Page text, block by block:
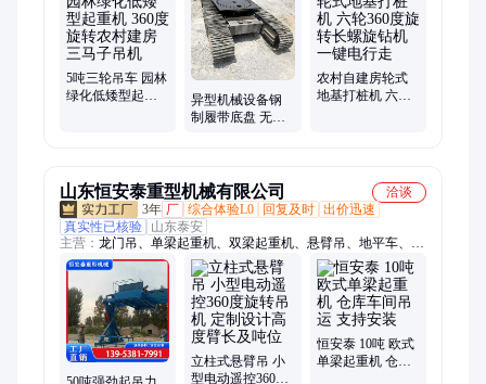
不像随车挖、四不像随车抓、四不像吊挖一体机、三轮随车吊、
履带随车挖、地基打桩机、电线杆打桩机、抗浮锚杆打桩机、蜘
蛛吊、随车挖运输车、钢制履带底盘
5吨三轮吊车 园林
绿化低矮型起重
异型机械设备钢
制履带底盘 无线
农村自建房轮式
地基打桩机 六轮
山东恒安泰重型机械有限公司
洽谈
3年 厂 综合体验L0 回复及时 出价迅速
真实性已核验
山东泰安
主营： 龙门吊、单梁起重机、双梁起重机、悬臂吊、地平车、升
降货梯、电磁吸盘、所有起重设备附件
立柱式悬臂吊 小
型电动遥控360度
恒安泰 10吨 欧式
单梁起重机 仓库